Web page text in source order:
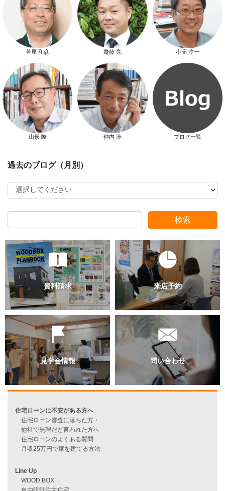
スタッフ別ブログ
菅原 和彦 齋藤 亮 小薬 淳一
山形 隆 仲内 渉 ブログ一覧
過去のブログ（月別）
検索
資料請求